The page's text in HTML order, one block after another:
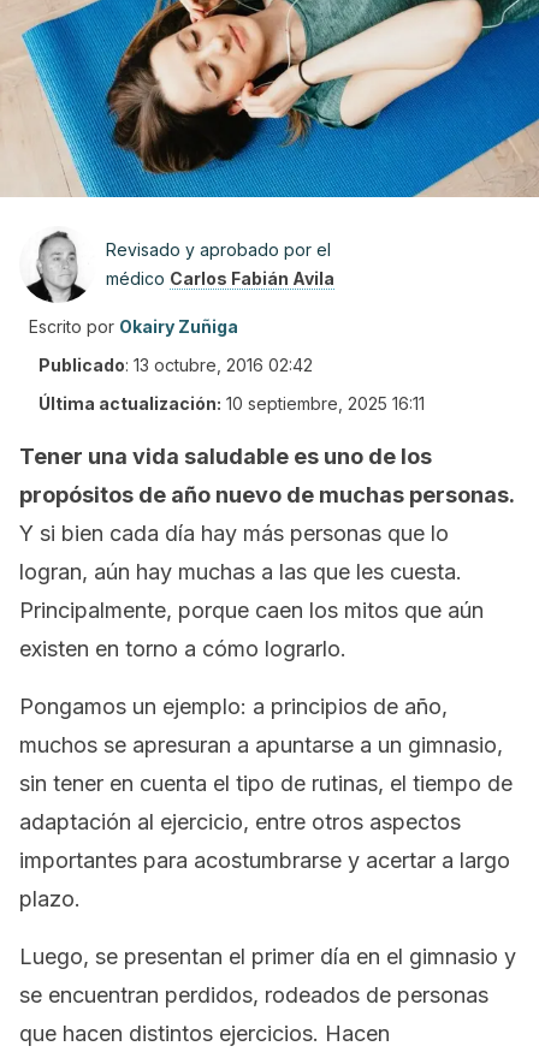
Revisado y aprobado por el
médico Carlos Fabián Avila
Escrito por Okairy Zuñiga
Publicado: 13 octubre, 2016 02:42
Última actualización: 10 septiembre, 2025 16:11
Tener una vida saludable es uno de los
propósitos de año nuevo de muchas personas.
Y si bien cada día hay más personas que lo
logran, aún hay muchas a las que les cuesta.
Principalmente, porque caen los mitos que aún
existen en torno a cómo lograrlo.
Pongamos un ejemplo: a principios de año,
muchos se apresuran a apuntarse a un gimnasio,
sin tener en cuenta el tipo de rutinas, el tiempo de
adaptación al ejercicio, entre otros aspectos
importantes para acostumbrarse y acertar a largo
plazo.
Luego, se presentan el primer día en el gimnasio y
se encuentran perdidos, rodeados de personas
que hacen distintos ejercicios. Hacen